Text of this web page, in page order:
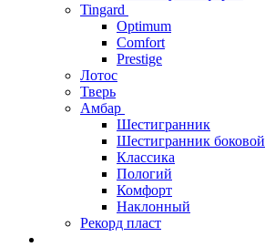
Tingard
Optimum
Comfort
Prestige
Лотос
Тверь
Амбар
Шестигранник
Шестигранник боковой
Классика
Пологий
Комфорт
Наклонный
Рекорд пласт